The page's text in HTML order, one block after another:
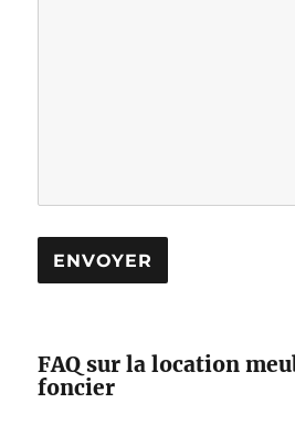
FAQ sur la location
foncier